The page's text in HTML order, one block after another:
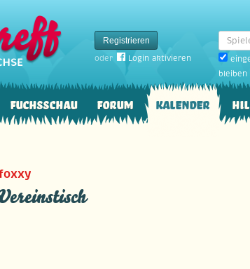
Registrieren
oder
Login aktivieren
bleiben
Fuchsschau Forum Kalender